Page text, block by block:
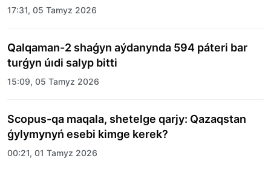
merekelik kún uıymdastyryldy
17:31, 05 Tamyz 2026
Qalqaman-2 shaǵyn aýdanynda 594 páteri bar
turǵyn úıdi salyp bitti
15:09, 05 Tamyz 2026
Scopus-qa maqala, shetelge qarjy: Qazaqstan
ǵylymynyń esebi kimge kerek?
00:21, 01 Tamyz 2026